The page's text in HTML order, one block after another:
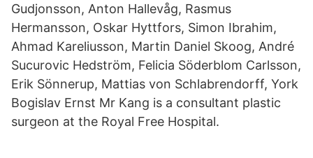
Gudjonsson, Anton Hallevåg, Rasmus
Hermansson, Oskar Hyttfors, Simon Ibrahim,
Ahmad Kareliusson, Martin Daniel Skoog, André
Sucurovic Hedström, Felicia Söderblom Carlsson,
Erik Sönnerup, Mattias von Schlabrendorff, York
Bogislav Ernst Mr Kang is a consultant plastic
surgeon at the Royal Free Hospital.